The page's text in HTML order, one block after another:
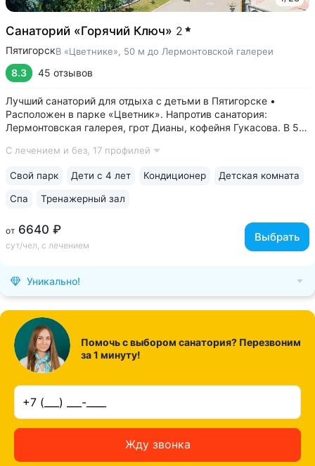
Санаторий «Горячий Ключ» 2
ПятигорскВ «Цветнике», 50 м до Лермонтовской галереи
8.3 45 отзывов
Лучший санаторий для отдыха с детьми в Пятигорске •
Расположен в парке «Цветник». Напротив санатория:
Лермонтовская галерея, грот Дианы, кофейня Гукасова. В 5-х
Краеведческий музей, Спасский собор • Центральная
С лечением и без, 17 профилей
от 6640 ₽
сут/чел, с лечением
Выбрать
Свой парк Дети с 4 лет Кондиционер Детская комната
Спа Тренажерный зал
Уникально!
Помочь с выбором санатория? Перезвоним
за 1 минуту!
Жду звонка